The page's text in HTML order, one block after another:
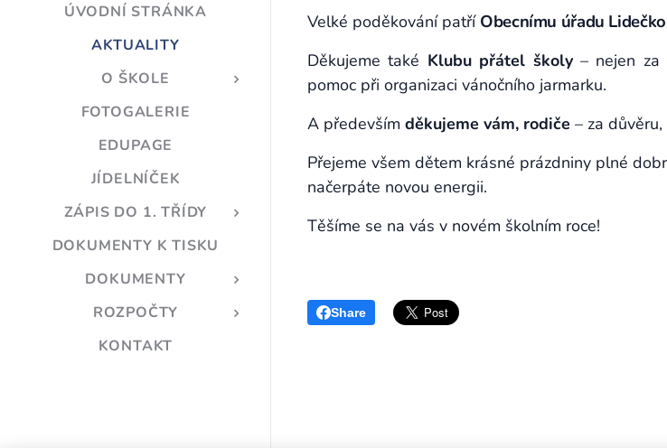
ÚVODNÍ STRÁNKA
AKTUALITY
O ŠKOLE
FOTOGALERIE
EDUPAGE
JÍDELNÍČEK
ZÁPIS DO 1. TŘÍDY
DOKUMENTY K TISKU
DOKUMENTY
ROZPOČTY
KONTAKT
Velké poděkování patří Obecnímu úřadu Lidečko
Děkujeme také Klubu přátel školy– nejen za
pomoc při organizaci vánočního jarmarku.
A především děkujeme vám, rodiče – za
Přejeme všem dětem krásné prázdniny plné
načerpáte novou energii.
Těšíme se na vás v novém školním roce!
Share